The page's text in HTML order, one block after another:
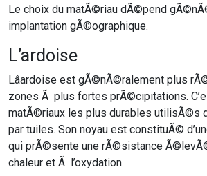
Le choix du matÃ©riau dÃ©pend
implantation gÃ©ographique.
L’ardoise
Lâardoise est gÃ©nÃ©ralement plus
zones Ã plus fortes prÃ©cipitations.
matÃ©riaux les plus durables utilisÃ©s
par tuiles. Son noyau est constituÃ©
qui prÃ©sente une rÃ©sistance
chaleur et Ã l’oxydation.